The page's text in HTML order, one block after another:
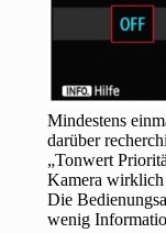
Mindestens
darüber
„Tonwert
Kamera
Die
wenig